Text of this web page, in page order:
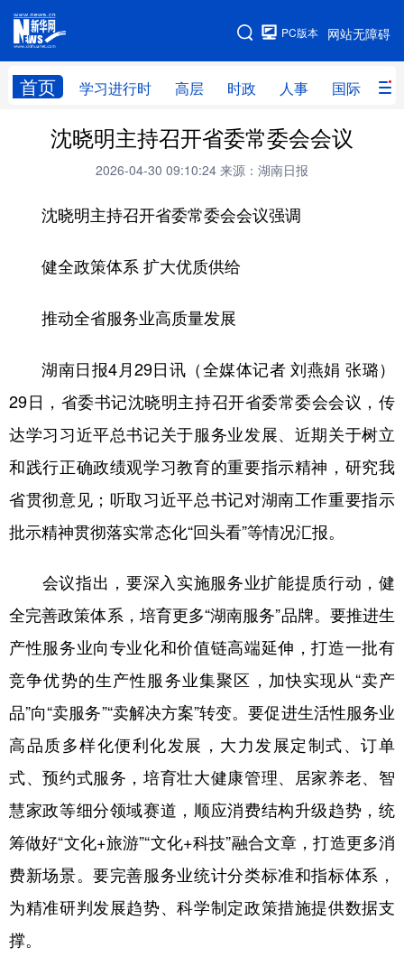
网站无障碍
PC版本
首页 学习进行时 高层 时政 人事 国际 财
网站地图
学习进行时 高层 时政 人事
财经 网评
台湾 思客智库 全球连线
访谈 视频
法律 中央文件 金融 汽车
食品 人居 信息化 数字经济
学术中国 乡村振兴 银龄 溯源中国
城市 旅游 能源 会展
文化产业
地方频道
辽宁 吉林 上海 江苏
浙江 安徽 福建 江西
山东 河南 湖北 湖南
广东 广西 海南 重庆
四川 贵州 云南 西藏
沈晓明主持召开省委常委会会议
2026-04-30 09:10:24 来源：湖南日报
沈晓明主持召开省委常委会会议强调
健全政策体系 扩大优质供给
推动全省服务业高质量发展
湖南日报4月29日讯（全媒体记者 刘燕娟 张璐）
29日，省委书记沈晓明主持召开省委常委会会议，传
达学习习近平总书记关于服务业发展、近期关于树立
和践行正确政绩观学习教育的重要指示精神，研究我
省贯彻意见；听取习近平总书记对湖南工作重要指示
批示精神贯彻落实常态化“回头看”等情况汇报。
会议指出，要深入实施服务业扩能提质行动，健
全完善政策体系，培育更多“湖南服务”品牌。要推进生
产性服务业向专业化和价值链高端延伸，打造一批有
竞争优势的生产性服务业集聚区，加快实现从“卖产
品”向“卖服务”“卖解决方案”转变。要促进生活性服务业
高品质多样化便利化发展，大力发展定制式、订单
式、预约式服务，培育壮大健康管理、居家养老、智
慧家政等细分领域赛道，顺应消费结构升级趋势，统
筹做好“文化+旅游”“文化+科技”融合文章，打造更多消
费新场景。要完善服务业统计分类标准和指标体系，
为精准研判发展趋势、科学制定政策措施提供数据支
撑。